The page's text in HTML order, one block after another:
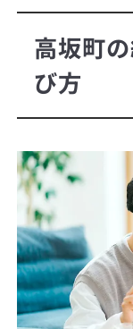
高坂町
び方